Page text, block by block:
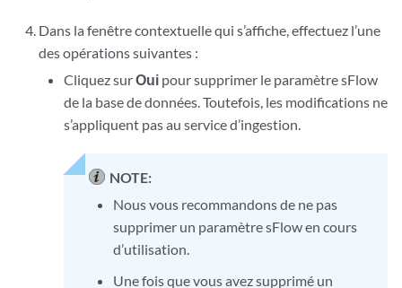
Dans la fenêtre contextuelle qui s’affiche, effectuez l’une
des opérations suivantes :
Cliquez surOuipour supprimer le paramètre sFlow
de la base de données. Toutefois, les modifications ne
s’appliquent pas au service d’ingestion.
NOTE:
Nous vous recommandons de ne pas
supprimer un paramètre sFlow en cours
d’utilisation.
Une fois que vous avez supprimé un